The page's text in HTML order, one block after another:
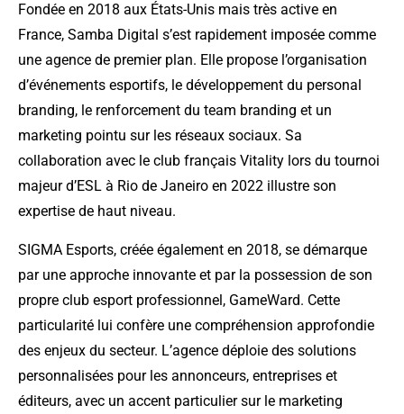
Fondée en 2018 aux États-Unis mais très active en
France, Samba Digital s’est rapidement imposée comme
une agence de premier plan. Elle propose l’organisation
d’événements esportifs, le développement du personal
branding, le renforcement du team branding et un
marketing pointu sur les réseaux sociaux. Sa
collaboration avec le club français Vitality lors du tournoi
majeur d’ESL à Rio de Janeiro en 2022 illustre son
expertise de haut niveau.
SIGMA Esports, créée également en 2018, se démarque
par une approche innovante et par la possession de son
propre club esport professionnel, GameWard. Cette
particularité lui confère une compréhension approfondie
des enjeux du secteur. L’agence déploie des solutions
personnalisées pour les annonceurs, entreprises et
éditeurs, avec un accent particulier sur le marketing